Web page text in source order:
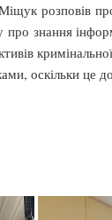
розповів
про знання
оскільки це